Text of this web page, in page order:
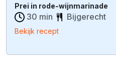
Prei in rode-wijnmarinade
30 min Bijgerecht
Bekijk recept